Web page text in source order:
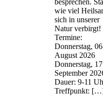
besprechen.
wie viel
sich in unserer
Natur verbirgt!
Termine:
Donnerstag,
August 2026
Donnerstag,
September
Dauer: 9-11
Treffpunkt: